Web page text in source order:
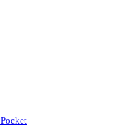
Pocket